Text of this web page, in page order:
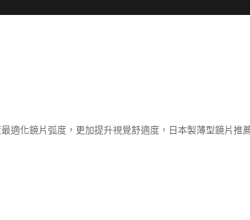
適化鏡片弧度，更加提升視覺舒適度，日本製薄型鏡片